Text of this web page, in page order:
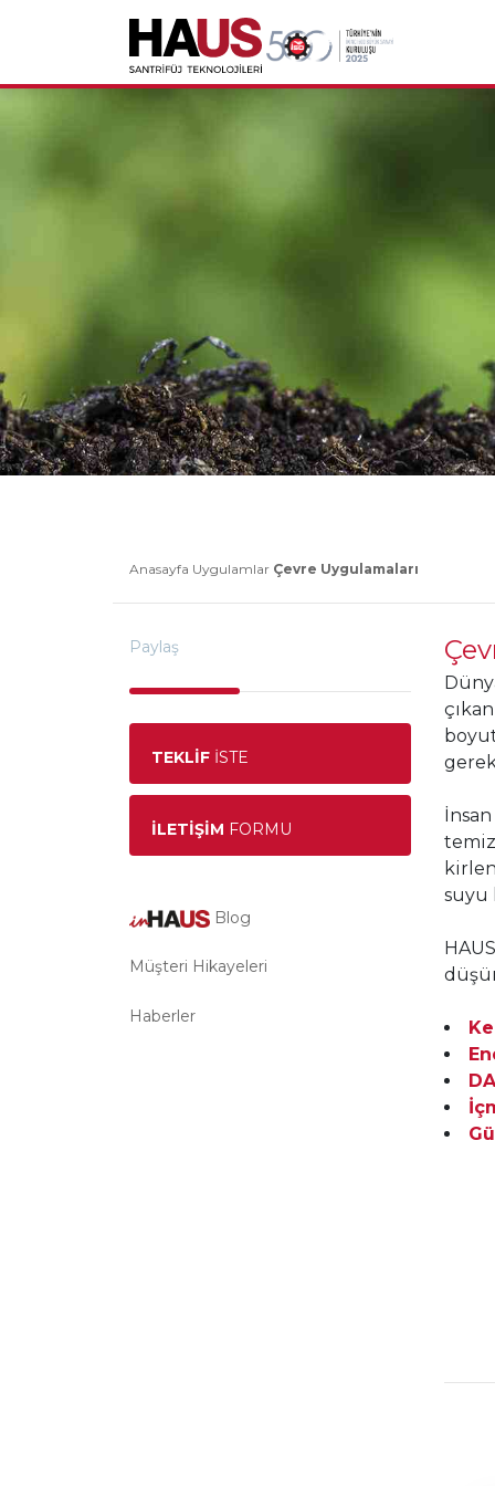
Anasayfa Uygulamlar Çevre Uygulamaları
Paylaş
TEKLİF İSTE
İLETİŞİM FORMU
Blog
Müşteri Hikayeleri
Haberler
suyu